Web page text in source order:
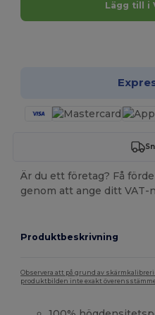
Lägg till i
Är du ett företag? Få
genom att ange ditt
Produktbeskrivning
Observera att på grund av
produktbilden inte exakt